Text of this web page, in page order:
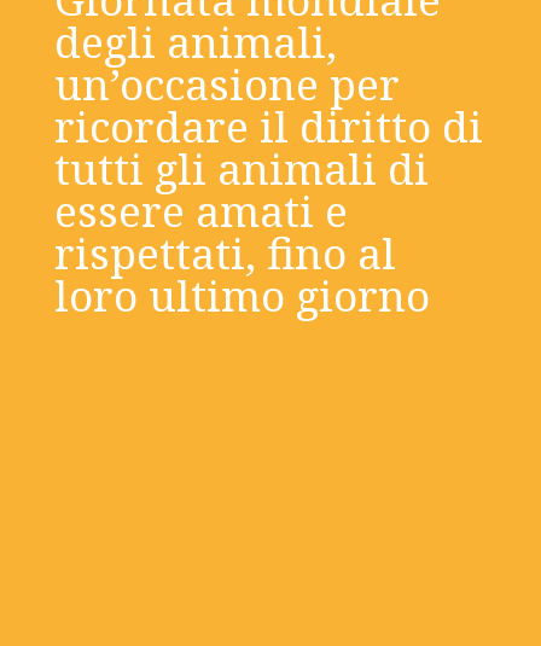
degli animali,
un’occasione per
ricordare il diritto di
tutti gli animali di
essere amati e
rispettati, fino al
loro ultimo giorno